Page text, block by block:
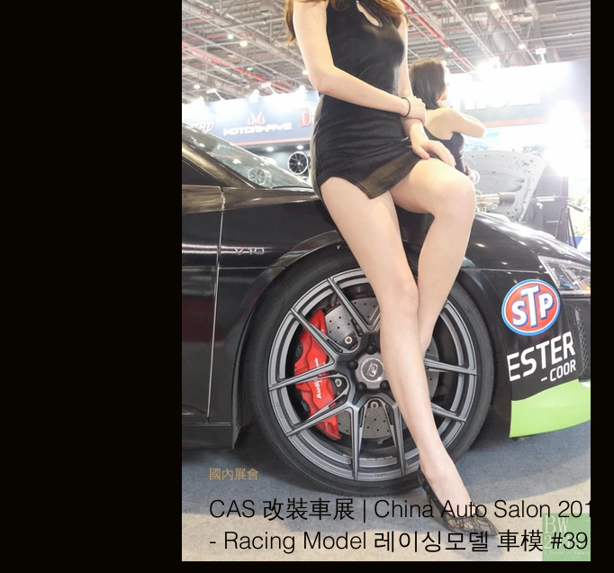
CAS 改裝車展 | China Auto Salon 2019
- Racing Model 레이싱모델 車模 #39 @
國內展會